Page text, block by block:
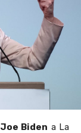
Joe Biden a La